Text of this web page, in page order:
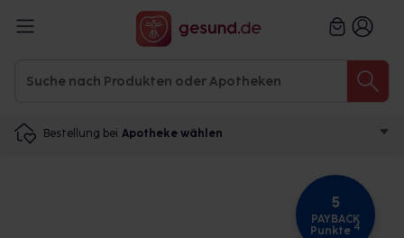
Bestellung bei Apotheke wählen
5
PAYBACK
Punkte 4